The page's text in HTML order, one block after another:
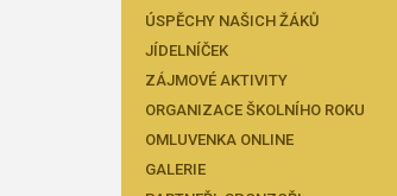
ÚSPĚCHY NAŠICH ŽÁKŮ
JÍDELNÍČEK
ZÁJMOVÉ AKTIVITY
ORGANIZACE ŠKOLNÍHO ROKU
OMLUVENKA ONLINE
GALERIE